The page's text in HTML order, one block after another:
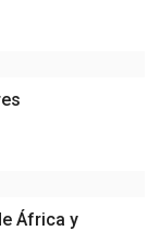
África y